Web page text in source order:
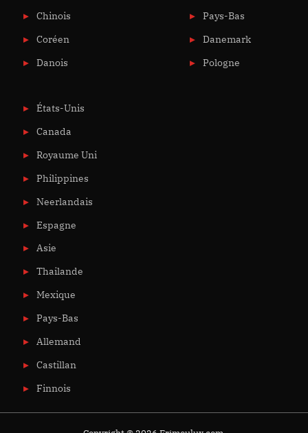
Chinois
Coréen
Danois
Pays-Bas
Danemark
Pologne
États-Unis
Canada
Royaume Uni
Philippines
Neerlandais
Espagne
Asie
Thailande
Mexique
Pays-Bas
Allemand
Castillan
Finnois